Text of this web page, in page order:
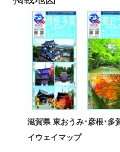
滋賀県 東おうみ･彦根･多
イウェイマップ